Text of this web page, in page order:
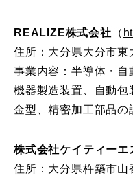
REALIZE株式会社 （
住所：大分県大分市
事業内容：半導体・自
機器製造装置、自動
金型、精密加工部品の
株式会社ケイティーエ
住所：大分県杵築市